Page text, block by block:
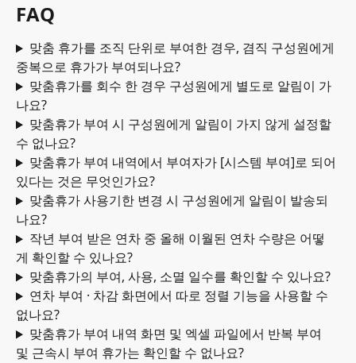
FAQ
맞춤 휴가를 조직 단위로 부여한 경우, 겸직 구성원에게
중복으로 휴가가 부여되나요?
맞춤휴가를 회수 한 경우 구성원에게 별도로 알림이 가
나요?
맞춤휴가 부여 시 구성원에게 알림이 가지 않게 설정할
수 없나요?
맞춤휴가 부여 내역에서 부여자가 [시스템 부여]로 되어
있다는 것은 무엇인가요?
맞춤휴가 사용기한 변경 시 구성원에게 알림이 발송되
나요?
작년 부여 받은 연차 중 올해 이월된 연차 수량은 어떻
게 확인할 수 있나요?
맞춤휴가의 부여, 사용, 소멸 일수를 확인할 수 있나요?
연차 부여 · 차감 화면에서 따로 정렬 기능을 사용할 수
없나요?
맞춤휴가 부여 내역 화면 및 엑셀 파일에서 반복 부여
및 근속시 부여 휴가는 확인할 수 없나요?